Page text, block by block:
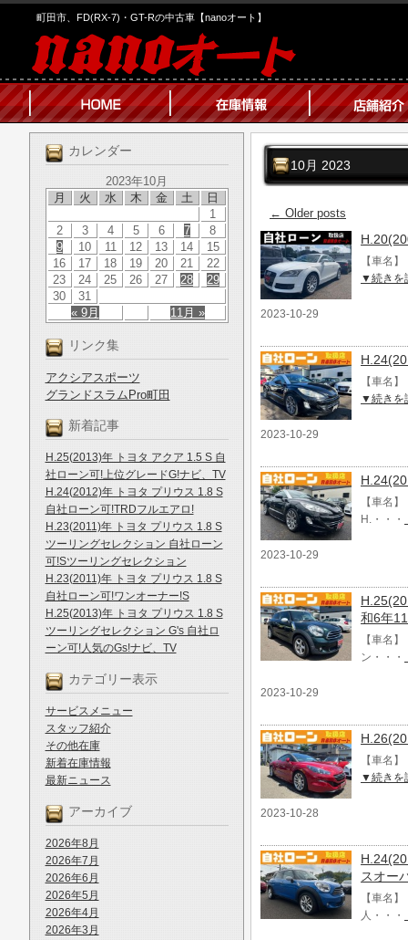
町田市、FD(RX-7)・GT-Rの中古車【nanoオート】
カレンダー
2023年10月
月
火 水 木 金 土 日
« 9月 11月 »
1
2
3 4 5 6 7
8
9
10 11 12 13 14
15
16
17 18 19 20 21
22
23
24 25 26 27 28
29
30
31
リンク集
アクシアスポーツ
グランドスラムPro町田
新着記事
H.25(2013)年 トヨタ アクア 1.5 S 自
社ローン可!上位グレードG!ナビ、TV
H.24(2012)年 トヨタ プリウス 1.8 S
自社ローン可!TRDフルエアロ!
H.23(2011)年 トヨタ プリウス 1.8 S
ツーリングセレクション 自社ローン
可!Sツーリングセレクション
H.23(2011)年 トヨタ プリウス 1.8 S
自社ローン可!ワンオーナー!S
H.25(2013)年 トヨタ プリウス 1.8 S
ツーリングセレクション G's 自社ロ
ーン可!人気のGs!ナビ、TV
カテゴリー表示
サービスメニュー
スタッフ紹介
その他在庫
新着在庫情報
最新ニュース
アーカイブ
2026年8月
2026年7月
2026年6月
2026年5月
2026年4月
2026年3月
10月 2023
← Older posts
【車名
▼続きを
2023-10-29
【車名
▼続きを
2023-10-29
【車名
H.・・・
2023-10-29
和6年
【車名
ン・・・
2023-10-29
【車名
▼続きを
2023-10-28
スオー
【車名
人・・・